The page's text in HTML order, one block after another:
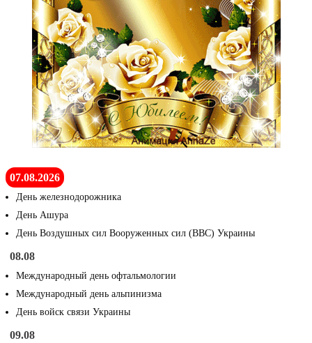
07.08.2026
День железнодорожника
День Ашура
День Воздушных сил Вооруженных сил (ВВС) Украины
08.08
Международный день офтальмологии
Международный день альпинизма
День войск связи Украины
09.08